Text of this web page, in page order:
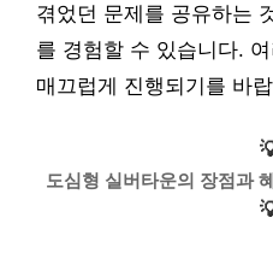
겪었던 문제를 공유하는
를 경험할 수 있습니다.
매끄럽게 진행되기를 바
도심형 실버타운의 장점과